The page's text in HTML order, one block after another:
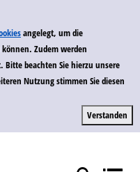
angelegt, um die
Zudem werden
Bitte beachten Sie hierzu unsere
Nutzung stimmen Sie diesen